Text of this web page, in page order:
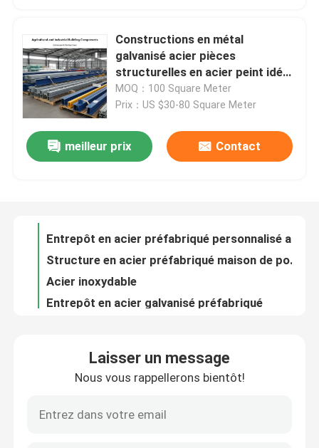
Produits
Nous contacter
Nouvelles
Les affaires
Constructions en métal
galvanisé acier pièces
structurelles en acier peint idéal
pour les projets de construction
agricoles et industriels
MOQ：100 Square Meter
Prix：US $30-80 Square Meter
meilleur prix Contact
Peinture anti-rouille Atelier métallique Bâtiments Entrepôt métallique préfabriqué ODM
Acier inoxydable
Entrepôt en acier galvanisé préfabriqué
Laisser un message
Nous vous rappellerons bientôt!